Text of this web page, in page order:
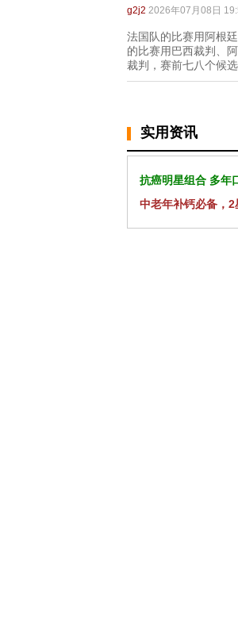
g2j2 2026年07月08日
法国队的比赛用阿根
的比赛用巴西裁判、
裁判，赛前七八个候选
实用资讯
抗癌明星组合 多年
中老年补钙必备，